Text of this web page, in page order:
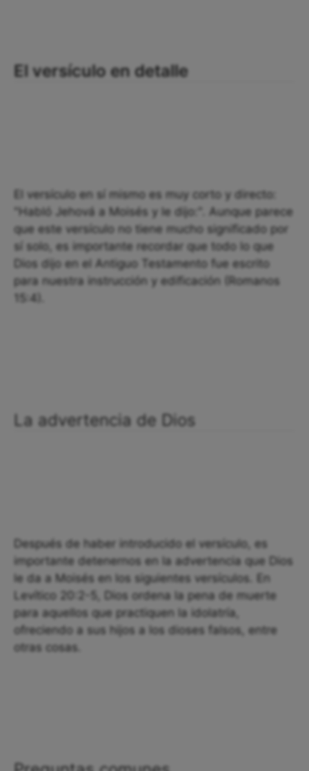
El versículo en detalle
El versículo en sí mismo es muy corto y directo:
"Habló Jehová a Moisés y le dijo:". Aunque parece
que este versículo no tiene mucho significado por
sí solo, es importante recordar que todo lo que
Dios dijo en el Antiguo Testamento fue escrito
para nuestra instrucción y edificación (Romanos
15:4).
La advertencia de Dios
Después de haber introducido el versículo, es
importante detenernos en la advertencia que Dios
le da a Moisés en los siguientes versículos. En
Levítico 20:2-5, Dios ordena la pena de muerte
para aquellos que practiquen la idolatría,
ofreciendo a sus hijos a los dioses falsos, entre
otras cosas.